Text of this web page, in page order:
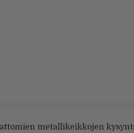
metallikeikkojen